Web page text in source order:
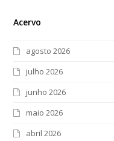
Acervo
agosto 2026
julho 2026
junho 2026
maio 2026
abril 2026